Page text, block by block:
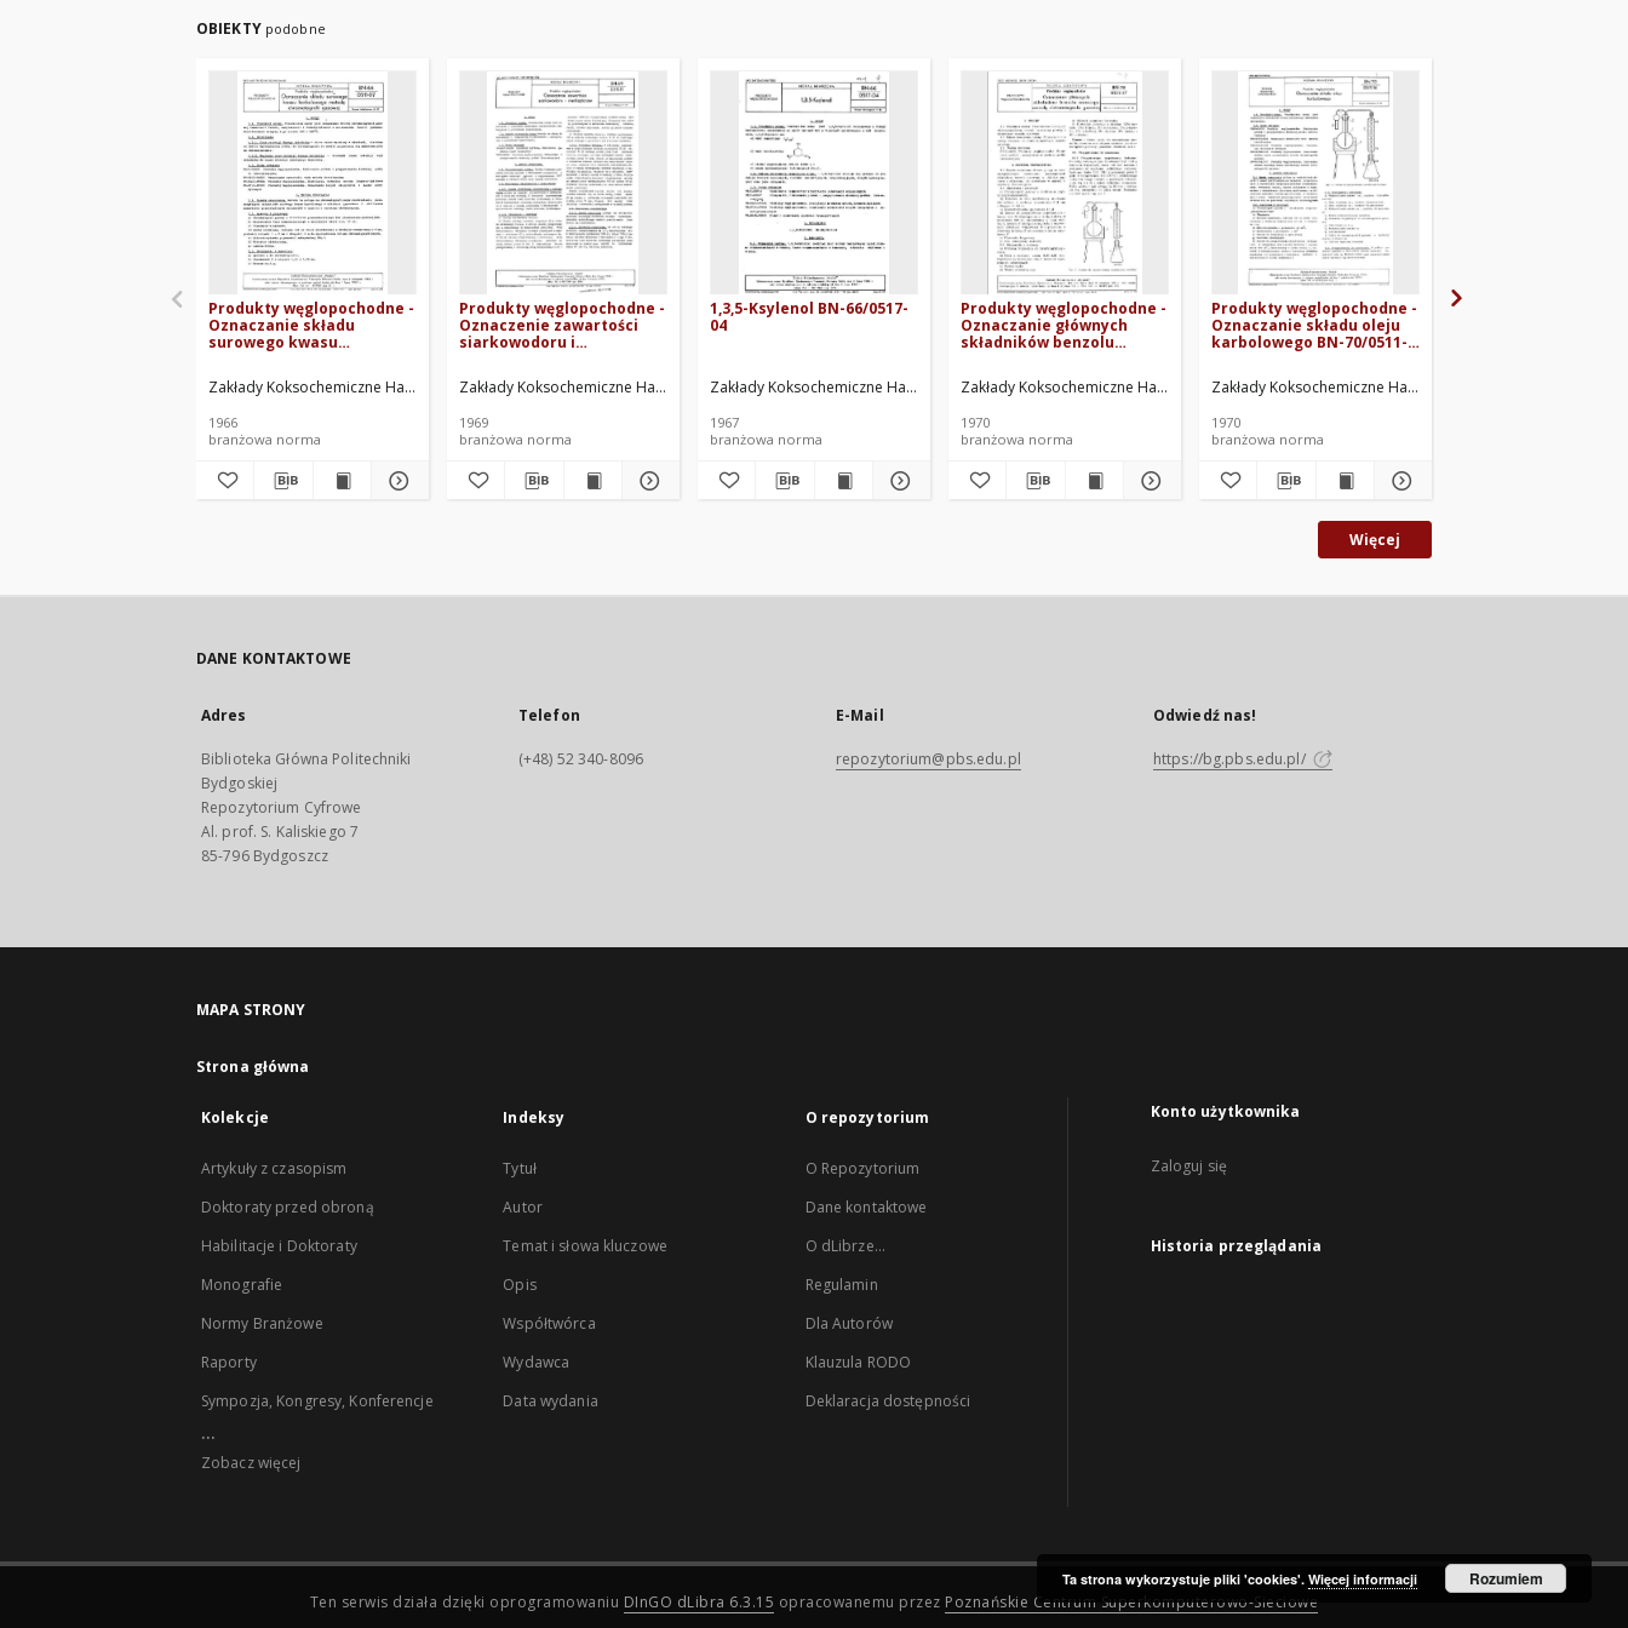
OBIEKTY podobne
Produkty węglopochodne -
Oznaczanie składu
surowego kwasu
chromatografii gazowej
BN-66/0511-07
Zakłady Koksochemiczne Hajduki. Oprac.
1966
branżowa norma
Produkty węglopochodne -
Oznaczenie zawartości
siarkowodoru i
Zakłady Koksochemiczne Hajduki. Oprac.
1969
branżowa norma
1,3,5-Ksylenol BN-66/0517-
04
Zakłady Koksochemiczne Hajduki. Oprac.
1967
branżowa norma
Produkty węglopochodne -
Oznaczanie głównych
składników benzolu
chromatografii gazowej
BN-70/0511-17
Zakłady Koksochemiczne Hajduki. Oprac.
1970
branżowa norma
Produkty węglopochodne -
Oznaczanie składu oleju
karbolowego BN-70/0511-
Zakłady Koksochemiczne Hajduki. Oprac.
1970
branżowa norma
Więcej
DANE KONTAKTOWE
Adres
Biblioteka Główna Politechniki
Bydgoskiej
Repozytorium Cyfrowe
Al. prof. S. Kaliskiego 7
85-796 Bydgoszcz
Telefon
(+48) 52 340-8096
E-Mail
repozytorium@pbs.edu.pl
Odwiedź nas!
https://bg.pbs.edu.pl/
MAPA STRONY
Strona główna
Kolekcje
Artykuły z czasopism
Doktoraty przed obroną
Habilitacje i Doktoraty
Monografie
Normy Branżowe
Raporty
Sympozja, Kongresy, Konferencje
...
Zobacz więcej
Indeksy
Tytuł
Autor
Temat i słowa kluczowe
Opis
Współtwórca
Wydawca
Data wydania
O repozytorium
O Repozytorium
Dane kontaktowe
O dLibrze...
Regulamin
Dla Autorów
Klauzula RODO
Deklaracja dostępności
Konto użytkownika
Zaloguj się
Historia przeglądania
Ten serwis działa dzięki oprogramowaniu DInGO dLibra 6.3.15 opracowanemu przez Poznańskie Centrum Superkomputerowo-Sieciowe
Ta strona wykorzystuje pliki 'cookies'. Więcej informacji Rozumiem